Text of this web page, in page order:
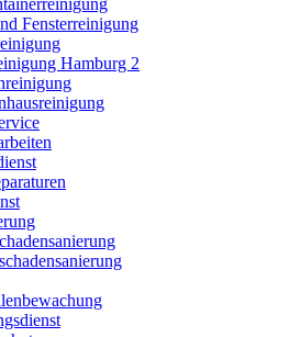
Fensterreinigung
Hamburg 2